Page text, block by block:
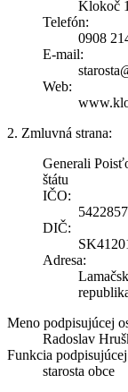
Klokoč 1
Telefón:
0908
E-mail:
Web:
2. Zmluvná strana:
Generali
štátu
IČO:
DIČ:
Adresa:
Meno podpisujúcej
Radoslav
Funkcia
starosta obce